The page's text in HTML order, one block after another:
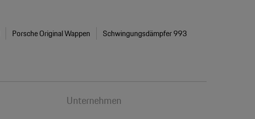
Porsche Original Wappen
Schwingungsdämpfer 993
Unternehmen